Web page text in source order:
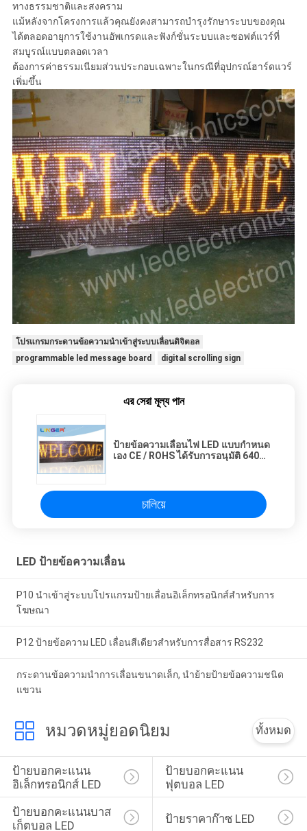
ทางธรรมชาติและสงคราม
แม้หลังจากโครงการแล้วคุณยังคงสามารถบำรุงรักษาระบบของคุณ
ได้ตลอดอายุการใช้งานอัพเกรดและฟังก์ชั่นระบบและซอฟต์แวร์ที่
สมบูรณ์แบบตลอดเวลา
ต้องการค่าธรรมเนียมส่วนประกอบเฉพาะในกรณีที่อุปกรณ์ฮาร์ดแวร์
เพิ่มขึ้น
โปรแกรมกระดานข้อความนำเข้าสู่ระบบเลื่อนดิจิตอล
programmable led message board
digital scrolling sign
এর সেরা মূল্য পান
ป้ายข้อความเลื่อนไฟ LED แบบกำหนด
เอง CE / ROHS ได้รับการอนุมัติ 640
চালিয়ে
LED ป้ายข้อความเลื่อน
P10 นำเข้าสู่ระบบโปรแกรมป้ายเลื่อนอิเล็กทรอนิกส์สำหรับการ
โฆษณา
P12 ป้ายข้อความ LED เลื่อนสีเดียวสำหรับการสื่อสาร RS232
กระดานข้อความนำการเลื่อนขนาดเล็ก, นำย้ายป้ายข้อความชนิด
แขวน
หมวดหมู่ยอดนิยม ทั้งหมด
ป้ายบอกคะแนน
อิเล็กทรอนิกส์ LED
ป้ายบอกคะแนน
ฟุตบอล LED
ป้ายบอกคะแนนบาส
เก็ตบอล LED
ป้ายราคาก๊าซ LED